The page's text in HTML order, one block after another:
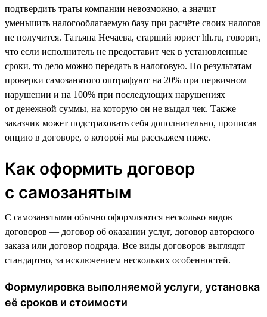
подтвердить траты компании невозможно, а значит
уменьшить налогооблагаемую базу при расчёте своих налогов
не получится. Татьяна Нечаева, старший юрист hh.ru, говорит,
что если исполнитель не предоставит чек в установленные
сроки, то дело можно передать в налоговую. По результатам
проверки самозанятого оштрафуют на 20% при первичном
нарушении и на 100% при последующих нарушениях
от денежной суммы, на которую он не выдал чек. Также
заказчик может подстраховать себя дополнительно, прописав
опцию в договоре, о которой мы расскажем ниже.
Как оформить договор
с самозанятым
С самозанятыми обычно оформляются несколько видов
договоров — договор об оказании услуг, договор авторского
заказа или договор подряда. Все виды договоров выглядят
стандартно, за исключением нескольких особенностей.
Формулировка выполняемой услуги, установка
её сроков и стоимости